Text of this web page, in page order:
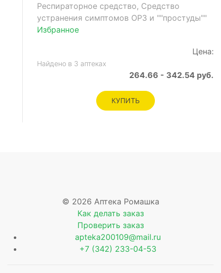
Респираторное средство, Средство
устранения симптомов ОРЗ и ""простуды""
Избранное
Цена:
Найдено в 3 аптеках
264.66 - 342.54 руб.
КУПИТЬ
© 2026 Аптека Ромашка
Как делать заказ
Проверить заказ
apteka200109@mail.ru
+7 (342) 233-04-53